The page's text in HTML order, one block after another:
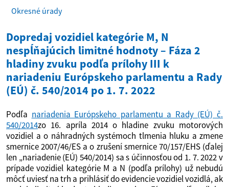
Okresné úrady
Dopredaj vozidiel kategórie M, N
nespĺňajúcich limitné hodnoty – Fáza 2
hladiny zvuku podľa prílohy III k
nariadeniu Európskeho parlamentu a Rady
(EÚ) č. 540/2014 po 1. 7. 2022
Podľa nariadenia Európskeho parlamentu a Rady (EÚ) č.
540/2014zo 16. apríla 2014 o hladine zvuku motorových
vozidiel a o náhradných systémoch tlmenia hluku a zmene
smernice 2007/46/ES a o zrušení smernice 70/157/EHS (ďalej
len „nariadenie (EÚ) 540/2014) sa s účinnosťou od 1. 7. 2022 v
prípade vozidiel kategórie M a N (podľa prílohy) už nebudú
môcť uviesť na trh a prihlásiť do evidencie vozidiel vozidlá, ak